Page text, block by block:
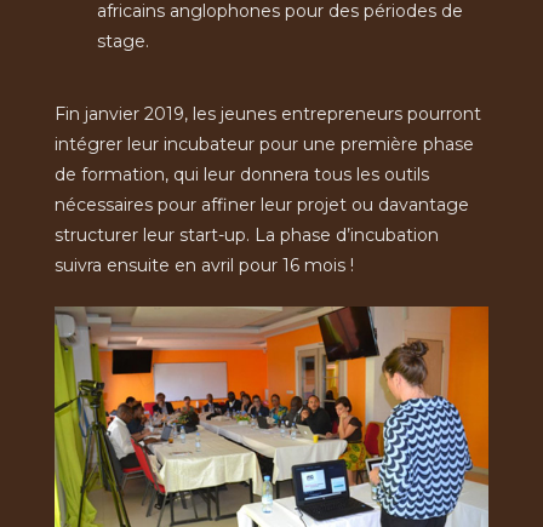
africains anglophones pour des périodes de
stage.
Fin janvier 2019, les jeunes entrepreneurs pourront
intégrer leur incubateur pour une première phase
de formation, qui leur donnera tous les outils
nécessaires pour affiner leur projet ou davantage
structurer leur start-up. La phase d’incubation
suivra ensuite en avril pour 16 mois !